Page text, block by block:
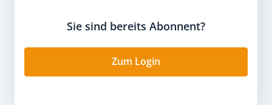
Sie sind bereits Abonnent?
Zum Login